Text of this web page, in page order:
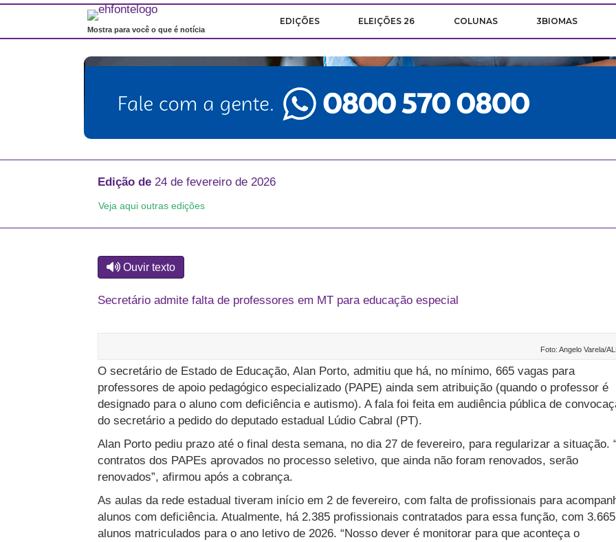
Mostra para você o que é notícia
EDIÇÕES ELEIÇÕES 26 COLUNAS 3BIOMAS
Edição de 24 de fevereiro de 2026
Veja aqui outras edições
Ouvir texto
Secretário admite falta de professores em MT para educação especial
Foto: Angelo Varela/
O secretário de Estado de Educação, Alan Porto, admitiu que há, no mínimo, 665 vagas para
professores de apoio pedagógico especializado (PAPE) ainda sem atribuição (quando o professor é
designado para o aluno com deficiência e autismo). A fala foi feita em audiência pública de
do secretário a pedido do deputado estadual Lúdio Cabral (PT).
Alan Porto pediu prazo até o final desta semana, no dia 27 de fevereiro, para regularizar a situação.
contratos dos PAPEs aprovados no processo seletivo, que ainda não foram renovados, serão
renovados”, afirmou após a cobrança.
As aulas da rede estadual tiveram início em 2 de fevereiro, com falta de profissionais para
alunos com deficiência. Atualmente, há 2.385 profissionais contratados para essa função, com 3.665
alunos matriculados para o ano letivo de 2026. “Nosso dever é monitorar para que aconteça o